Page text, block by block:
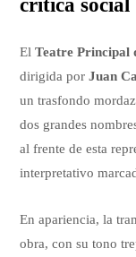
crítica social
ElTeatre Principal
dirigida porJuan
un trasfondo
dos grandes
al frente de esta
interpretativo
En apariencia, la
obra, con su tono